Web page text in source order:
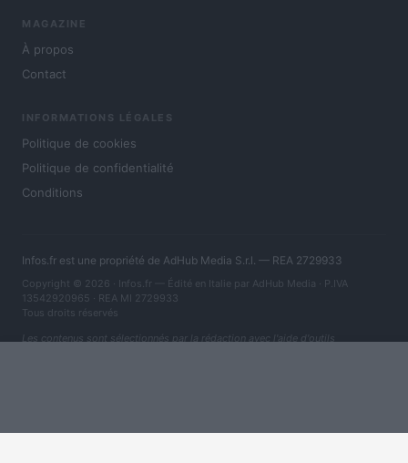
MAGAZINE
À propos
Contact
INFORMATIONS LÉGALES
Politique de cookies
Politique de confidentialité
Conditions
Infos.fr est une propriété de AdHub Media S.r.l. — REA 2729933
Copyright © 2026 · Infos.fr — Édité en Italie par AdHub Media · P.IVA
13542920965 · REA MI 2729933
Tous droits réservés
Les contenus sont sélectionnés par la rédaction avec l'aide d'outils